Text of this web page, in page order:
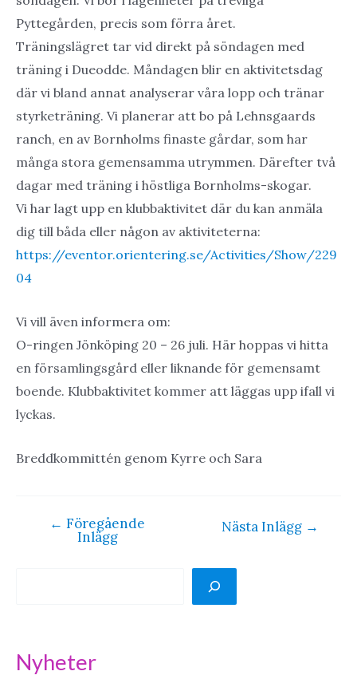
Pyttegården, precis som förra året.
Träningslägret tar vid direkt på söndagen med
träning i Dueodde. Måndagen blir en aktivitetsdag
där vi bland annat analyserar våra lopp och tränar
styrketräning. Vi planerar att bo på Lehnsgaards
ranch, en av Bornholms finaste gårdar, som har
många stora gemensamma utrymmen. Därefter två
dagar med träning i höstliga Bornholms-skogar.
Vi har lagt upp en klubbaktivitet där du kan anmäla
dig till båda eller någon av aktiviteterna:
https://eventor.orientering.se/Activities/Show/229
04
Vi vill även informera om:
O-ringen Jönköping 20 – 26 juli. Här hoppas vi hitta
en församlingsgård eller liknande för gemensamt
boende. Klubbaktivitet kommer att läggas upp ifall vi
lyckas.
Breddkommittén genom Kyrre och Sara
Inläggsnavigering
← Föregående
Inlägg
Nästa Inlägg →
Nyheter